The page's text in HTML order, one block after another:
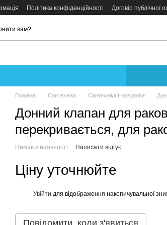
Політика конфіденційності Договір публічної
вам?
Головна Сантехніка Сантехніка Hansgrohe
Донний клапан для
перекривається, для
Немає в наявності Написати відгук
Ціну уточнюйте
Увійти для відображення накопичувальної
Повідомити, коли з'явиться